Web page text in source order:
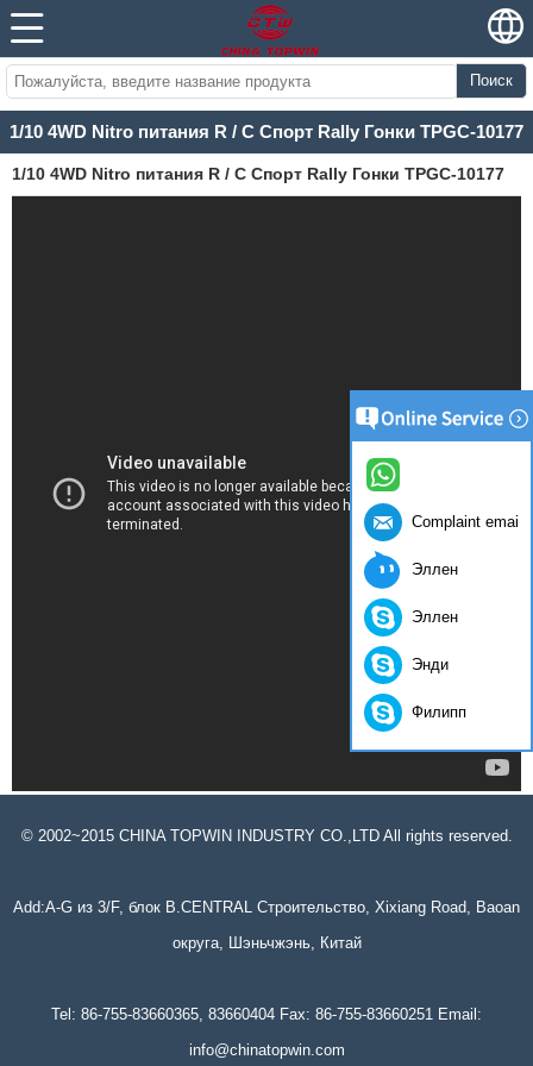
Поиск
1/10 4WD Nitro питания R / C Спорт Rally Гонки TPGC-10177
1/10 4WD Nitro питания R / C Спорт Rally Гонки TPGC-10177
© 2002~2015 CHINA TOPWIN INDUSTRY CO.,LTD All rights reserved.
Add:A-G из 3/F, блок B.CENTRAL Строительство, Xixiang Road, Baoan
округа, Шэньчжэнь, Китай
Tel: 86-755-83660365, 83660404 Fax: 86-755-83660251 Email:
info@chinatopwin.com
Complaint email
Эллен
Эллен
Энди
Филипп